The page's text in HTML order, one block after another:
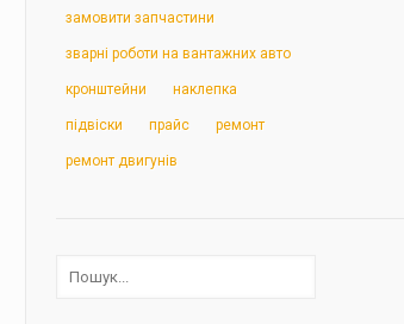
замовити запчастини
зварні роботи на вантажних авто
кронштейни наклепка
підвіски прайс ремонт
ремонт двигунів